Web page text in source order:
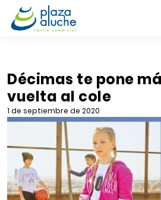
TIENDAS
VENTA TELEFÓNICA
NOVEDADES
BLOG
CONTACTO
Décimas te pone
vuelta al cole
1 de septiembre de 2020